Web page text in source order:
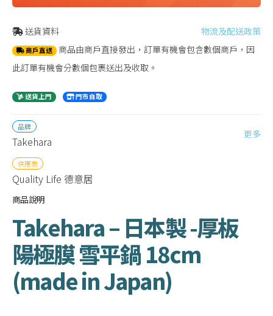
送貨資料 物流及配送政策
商戶直送 商品由商戶直接發出，訂單有機會包含數個商戶，因
此訂單有機會分數個包裹送出及收取。
送貨上門 門市自取
品牌
Takehara
更多
供應商
Quality Life 德意居
商品說明
Takehara – 日本製 -厚板
陽極膜 雪平鍋 18cm
(made in Japan)